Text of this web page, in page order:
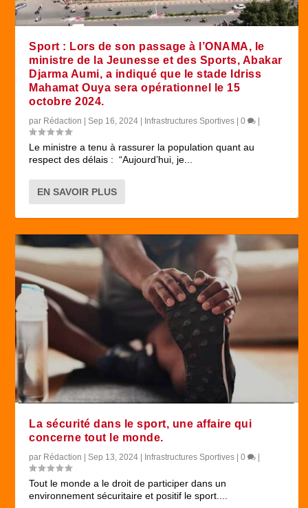
Sport : Lors de son passage à l’ONAMA, le
ministre de la Jeunesse et des Sports, Abakar
Djarma Aumi, a indiqué que le stade Idriss
Mahamat Ouya sera opérationnel le 15
octobre 2024.
par Rédaction |Sep 16, 2024 | Infrastructures Sportives |0 |
Le ministre a tenu à rassurer la population quant au
respect des délais : “Aujourd’hui, je...
EN SAVOIR PLUS
La sécurité dans le sport, une affaire qui
concerne tout le monde.
par Rédaction |Sep 13, 2024 Infrastructures Sportives |0
Tout le monde a le droit de participer dans un
environnement sécuritaire et positif le sport....